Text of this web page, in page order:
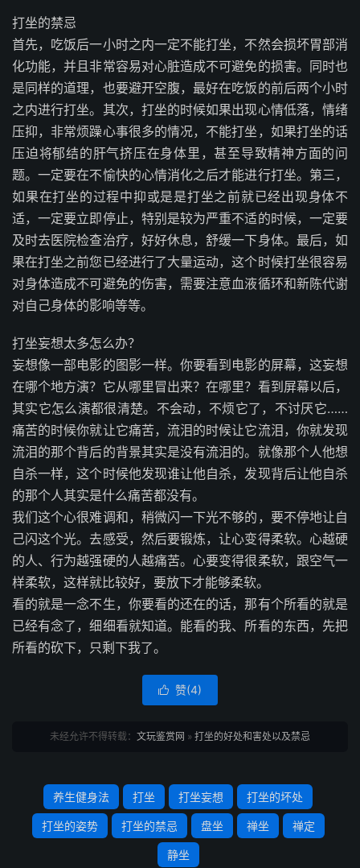
打坐的禁忌
首先，吃饭后一小时之内一定不能打坐，不然会损坏胃部消
化功能，并且非常容易对心脏造成不可避免的损害。同时也
是同样的道理，也要避开空腹，最好在吃饭的前后两个小时
之内进行打坐。其次，打坐的时候如果出现心情低落，情绪
压抑，非常烦躁心事很多的情况，不能打坐，如果打坐的话
压迫将郁结的肝气挤压在身体里，甚至导致精神方面的问
题。一定要在不愉快的心情消化之后才能进行打坐。第三，
如果在打坐的过程中抑或是是打坐之前就已经出现身体不
适，一定要立即停止，特别是较为严重不适的时候，一定要
及时去医院检查治疗，好好休息，舒缓一下身体。最后，如
果在打坐之前您已经进行了大量运动，这个时候打坐很容易
对身体造成不可避免的伤害，需要注意血液循环和新陈代谢
对自己身体的影响等等。
打坐妄想太多怎么办？
妄想像一部电影的图影一样。你要看到电影的屏幕，这妄想
在哪个地方演？它从哪里冒出来？在哪里？看到屏幕以后，
其实它怎么演都很清楚。不会动，不烦它了，不讨厌它……
痛苦的时候你就让它痛苦，流泪的时候让它流泪，你就发现
流泪的那个背后的背景其实是没有流泪的。就像那个人他想
自杀一样，这个时候他发现谁让他自杀，发现背后让他自杀
的那个人其实是什么痛苦都没有。
我们这个心很难调和，稍微闪一下光不够的，要不停地让自
己闪这个光。去感受，然后要锻炼，让心变得柔软。心越硬
的人、行为越强硬的人越痛苦。心要变得很柔软，跟空气一
样柔软，这样就比较好，要放下才能够柔软。
看的就是一念不生，你要看的还在的话，那有个所看的就是
已经有念了，细细看就知道。能看的我、所看的东西，先把
所看的砍下，只剩下我了。
 赞(4)
未经允许不得转载： 文玩鉴赏网 » 打坐的好处和害处以及禁忌
养生健身法 打坐 打坐妄想 打坐的坏处
打坐的姿势 打坐的禁忌 盘坐 禅坐 禅定
静坐